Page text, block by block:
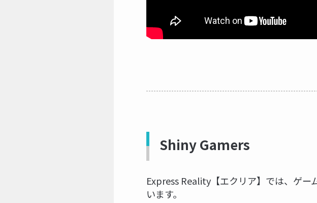
Shiny Gamers
Express Reality【エクリア】では、ゲー
います。